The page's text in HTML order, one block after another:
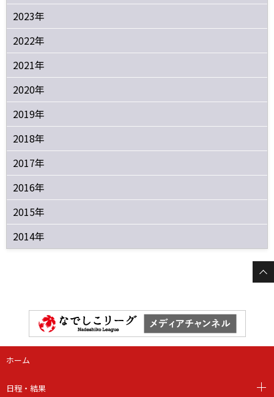
2023年
2022年
2021年
2020年
2019年
2018年
2017年
2016年
2015年
2014年
ホーム
日程・結果